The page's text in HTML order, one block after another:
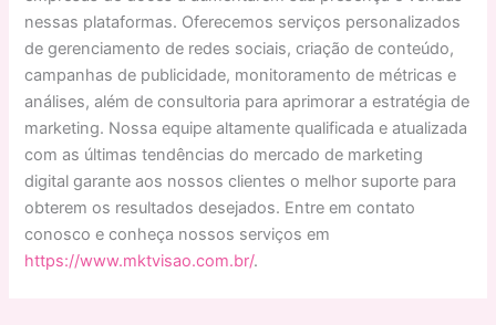
nessas plataformas. Oferecemos serviços personalizados
de gerenciamento de redes sociais, criação de conteúdo,
campanhas de publicidade, monitoramento de métricas e
análises, além de consultoria para aprimorar a estratégia de
marketing. Nossa equipe altamente qualificada e atualizada
com as últimas tendências do mercado de marketing
digital garante aos nossos clientes o melhor suporte para
obterem os resultados desejados. Entre em contato
conosco e conheça nossos serviços em
https://www.mktvisao.com.br/.